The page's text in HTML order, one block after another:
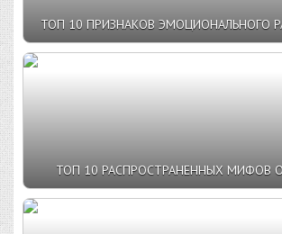
ТОП 10 ПРИЗНАКОВ ЭМОЦИОНАЛЬНОГО
ТОП 10 РАСПРОСТРАНЕННЫХ МИФОВ